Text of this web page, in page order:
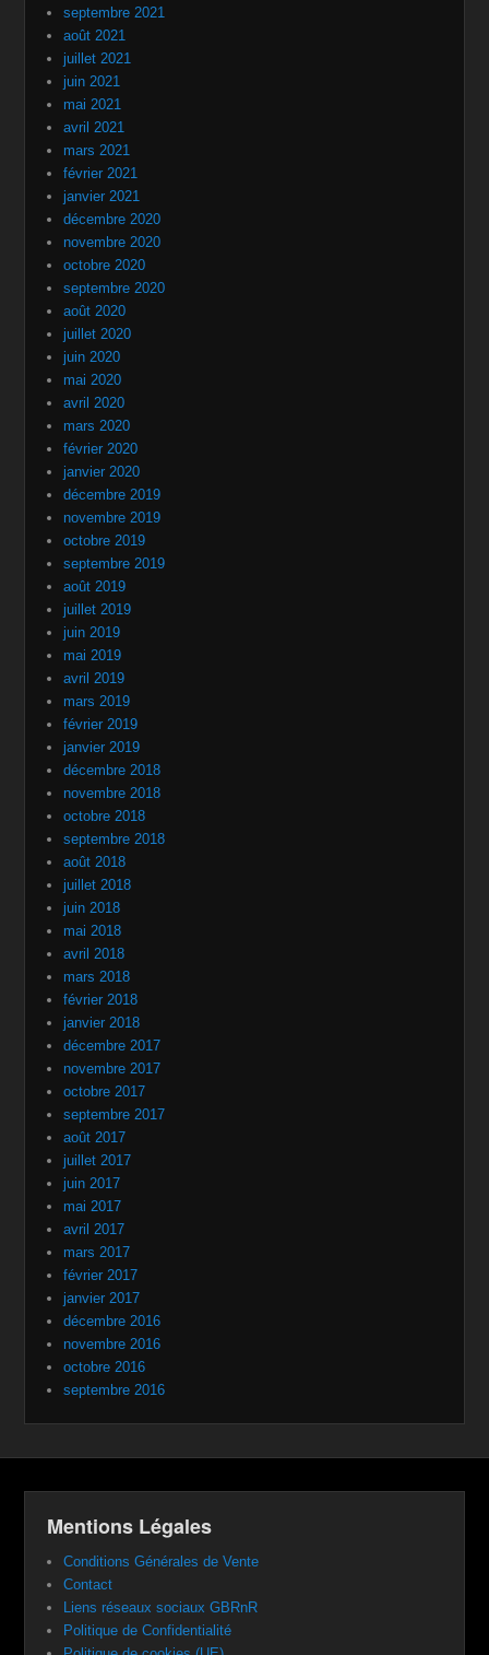
septembre 2021
août 2021
juillet 2021
juin 2021
mai 2021
avril 2021
mars 2021
février 2021
janvier 2021
décembre 2020
novembre 2020
octobre 2020
septembre 2020
août 2020
juillet 2020
juin 2020
mai 2020
avril 2020
mars 2020
février 2020
janvier 2020
décembre 2019
novembre 2019
octobre 2019
septembre 2019
août 2019
juillet 2019
juin 2019
mai 2019
avril 2019
mars 2019
février 2019
janvier 2019
décembre 2018
novembre 2018
octobre 2018
septembre 2018
août 2018
juillet 2018
juin 2018
mai 2018
avril 2018
mars 2018
février 2018
janvier 2018
décembre 2017
novembre 2017
octobre 2017
septembre 2017
août 2017
juillet 2017
juin 2017
mai 2017
avril 2017
mars 2017
février 2017
janvier 2017
décembre 2016
novembre 2016
octobre 2016
septembre 2016
Mentions Légales
Conditions Générales de Vente
Contact
Liens réseaux sociaux GBRnR
Politique de Confidentialité